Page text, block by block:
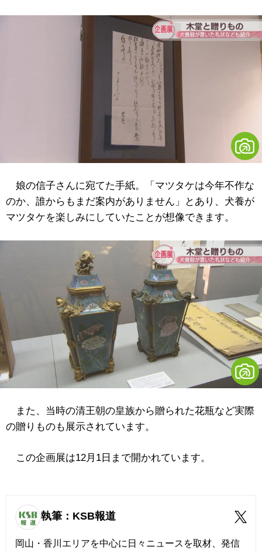
娘の信子さんに宛てた手紙。「マツタケは今年不作な
のか、誰からもまだ案内がありません」とあり、犬養が
マツタケを楽しみにしていたことが想像できます。
また、当時の清王朝の皇族から贈られた花瓶など実際
の贈りものも展示されています。
この企画展は12月1日まで開かれています。
執筆：KSB報道
岡山・香川エリアを中心に日々ニュースを取材、発信